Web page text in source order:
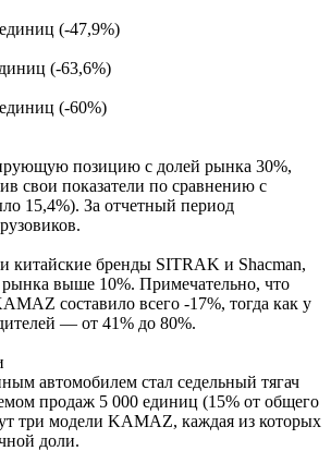
(-47,9%)
(-63,6%)
(-60%)
позицию с долей рынка 30%,
свои показатели по сравнению с
15,4%). За отчетный период
китайские бренды SITRAK и Shacman,
выше 10%. Примечательно, что
составило всего -17%, тогда как у
— от 41% до 80%.
автомобилем стал седельный тягач
продаж 5 000 единиц (15% от общего
три модели KAMAZ, каждая из которых
доли.